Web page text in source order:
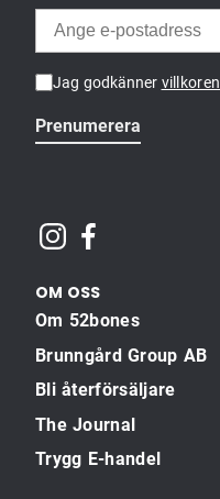
Jag godkänner villkoren
Prenumerera
OM OSS
Om 52bones
Brunngård Group AB
Bli återförsäljare
The Journal
Trygg E-handel